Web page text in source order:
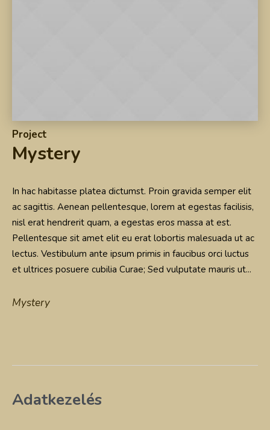
Project
Mystery
In hac habitasse platea dictumst. Proin gravida semper elit
ac sagittis. Aenean pellentesque, lorem at egestas facilisis,
nisl erat hendrerit quam, a egestas eros massa at est.
Pellentesque sit amet elit eu erat lobortis malesuada ut ac
lectus. Vestibulum ante ipsum primis in faucibus orci luctus
et ultrices posuere cubilia Curae; Sed vulputate mauris ut...
Mystery
Adatkezelés